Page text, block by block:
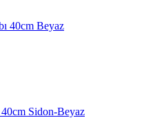
40cm Beyaz
Sidon-Beyaz